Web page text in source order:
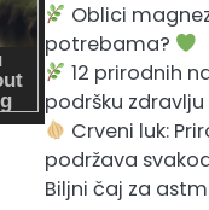
Oblici
potrebama?
12 prirodnih
podršku
Crveni luk:
podržava
Biljni čaj za